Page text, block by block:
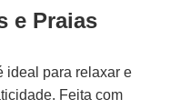
e Praias
ideal para relaxar e
Feita com